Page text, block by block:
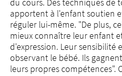
apportent à l'enfant soutien
réguler lui-même. "De plus,
mieux connaître leur enfant
d'expression. Leur sensibilité
observant le bébé. Ils
leurs propres compétences".